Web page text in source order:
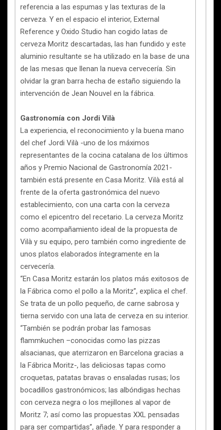
referencia a las espumas y las texturas de la
cerveza. Y en el espacio el interior, External
Reference y Oxido Studio han cogido latas de
cerveza Moritz descartadas, las han fundido y este
aluminio resultante se ha utilizado en la base de una
de las mesas que llenan la nueva cervecería. Sin
olvidar la gran barra hecha de estaño siguiendo la
intervención de Jean Nouvel en la fábrica.
Gastronomía con Jordi Vilà
La experiencia, el reconocimiento y la buena mano
del chef Jordi Vilà -uno de los máximos
representantes de la cocina catalana de los últimos
años y Premio Nacional de Gastronomía 2021-
también está presente en Casa Moritz. Vilà está al
frente de la oferta gastronómica del nuevo
establecimiento, con una carta con la cerveza
como el epicentro del recetario. La cerveza Moritz
como acompañamiento ideal de la propuesta de
Vilà y su equipo, pero también como ingrediente de
unos platos elaborados íntegramente en la
cervecería.
“En Casa Moritz estarán los platos más exitosos de
la Fábrica como el pollo a la Moritz”, explica el chef.
Se trata de un pollo pequeño, de carne sabrosa y
tierna servido con una lata de cerveza en su interior.
“También se podrán probar las famosas
flammkuchen –conocidas como las pizzas
alsacianas, que aterrizaron en Barcelona gracias a
la Fábrica Moritz-, las deliciosas tapas como
croquetas, patatas bravas o ensaladas rusas; los
bocadillos gastronómicos; las albóndigas hechas
con cerveza negra o los mejillones al vapor de
Moritz 7; así como las propuestas XXL pensadas
para ser compartidas”, añade. Y para responder a